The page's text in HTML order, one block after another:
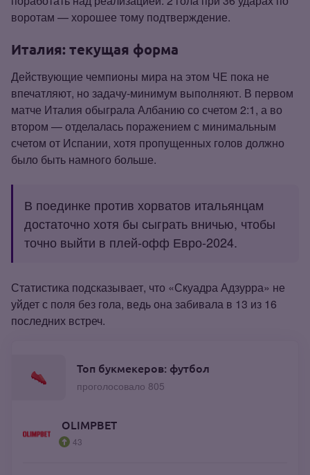
воротам — хорошее тому подтверждение.
Италия: текущая форма
Действующие чемпионы мира на этом ЧЕ пока не
впечатляют, но задачу‑минимум выполняют. В первом
матче Италия обыграла Албанию со счетом 2:1, а во
втором — отделалась поражением с минимальным
счетом от Испании, хотя пропущенных голов должно
было быть намного больше.
В поединке против хорватов итальянцам
достаточно хотя бы сыграть вничью, чтобы
точно выйти в плей‑офф Евро‑2024.
Статистика подсказывает, что «Скуадра Адзурра» не
уйдет с поля без гола, ведь она забивала в 13 из 16
последних встреч.
Топ букмекеров: футбол
проголосовало 805
OLIMPBET
43